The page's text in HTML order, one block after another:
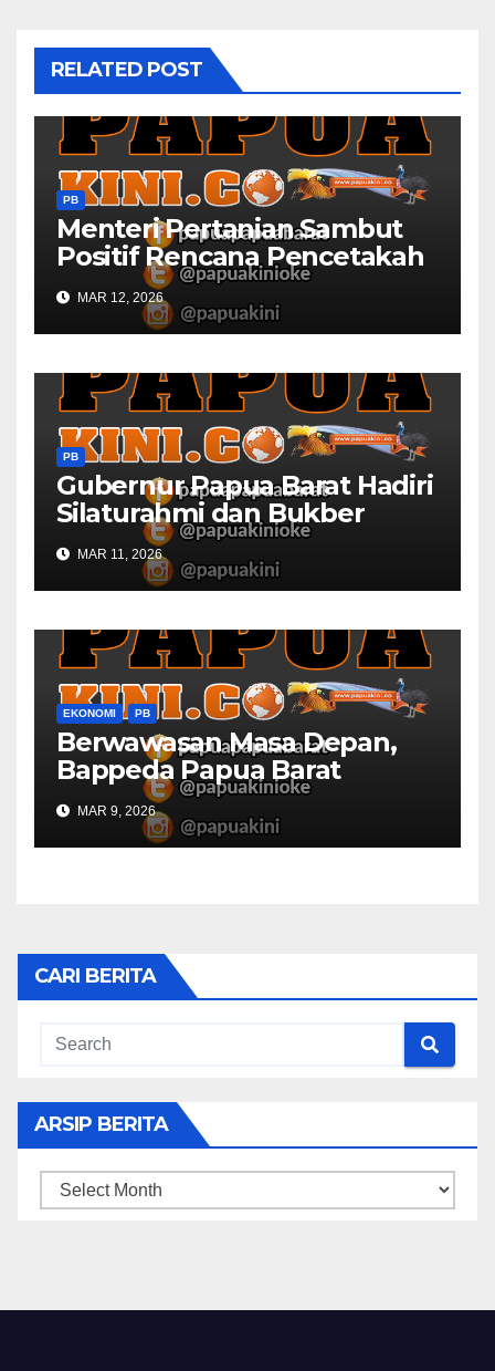
RELATED POST
PB
Menteri Pertanian Sambut
Positif Rencana Pencetakah
Sawah dan Ladang di Papua
Barat
MAR 12, 2026
PB
Gubernur Papua Barat Hadiri
Silaturahmi dan Bukber
Bersama DPR RI dan
Mendagri di IPDN
MAR 11, 2026
EKONOMI PB
Berwawasan Masa Depan,
Bappeda Papua Barat
Konsultasi Publik RKPD 2027
MAR 9, 2026
CARI BERITA
ARSIP BERITA
ARSIP